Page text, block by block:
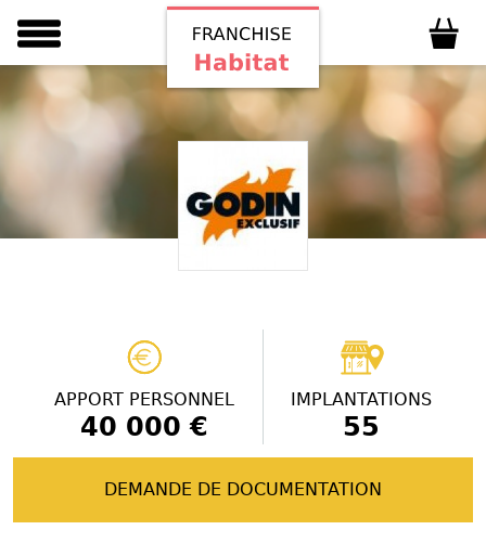
APPORT PERSONNEL
40 000 €
IMPLANTATIONS
55
DEMANDE DE DOCUMENTATION